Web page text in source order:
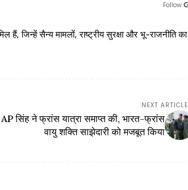
Follow:
जिन्हें सैन्य मामलों, राष्ट्रीय सुरक्षा और भू-राजनीति का
NEXT ARTICLE
सिंह ने फ्रांस यात्रा समाप्त की, भारत-फ्रांस
वायु शक्ति साझेदारी को मजबूत किया